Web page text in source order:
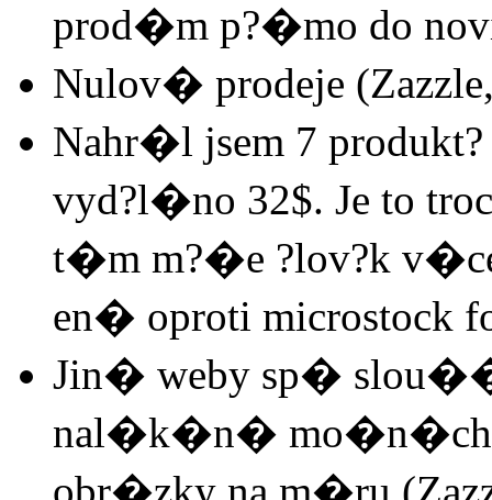
prod�m p?�mo do
Nulov� prodeje
Nahr�l jsem 7
vyd?l�no 32$. Je to
t�m m?�e ?lov?k
en� oproti microstock
Jin� weby sp� slou��
nal�k�n� mo�n�ch